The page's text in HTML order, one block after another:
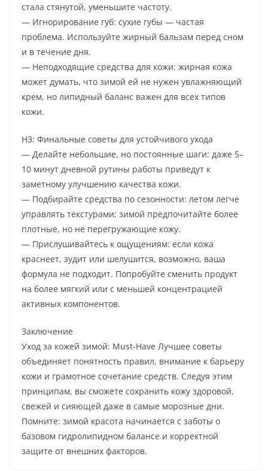
стала стянутой, уменьшите частоту.
— Игнорирование губ: сухие губы — частая
проблема. Используйте жирный бальзам перед сном
и в течение дня.
— Неподходящие средства для кожи: жирная кожа
может думать, что зимой ей не нужен увлажняющий
крем, но липидный баланс важен для всех типов
кожи.
H3: Финальные советы для устойчивого ухода
— Делайте небольшие, но постоянные шаги: даже 5–
10 минут дневной рутины работы приведут к
заметному улучшению качества кожи.
— Подбирайте средства по сезонности: летом легче
управлять текстурами; зимой предпочитайте более
плотные, но не перегружающие кожу.
— Прислушивайтесь к ощущениям: если кожа
краснеет, зудит или шелушится, возможно, ваша
формула не подходит. Попробуйте сменить продукт
на более мягкий или с меньшей концентрацией
активных компонентов.
Заключение
Уход за кожей зимой: Must-Have Лучшее советы
объединяет понятность правил, внимание к барьеру
кожи и грамотное сочетание средств. Следуя этим
принципам, вы сможете сохранить кожу здоровой,
свежей и сияющей даже в самые морозные дни.
Помните: зимой красота начинается с заботы о
базовом гидролипидном балансе и корректной
защите от внешних факторов.